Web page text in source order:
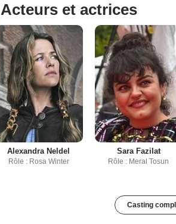
Acteurs et actrices
Alexandra Neldel
Rôle : Rosa Winter
Sara Fazilat
Rôle : Meral Tosun
Casting